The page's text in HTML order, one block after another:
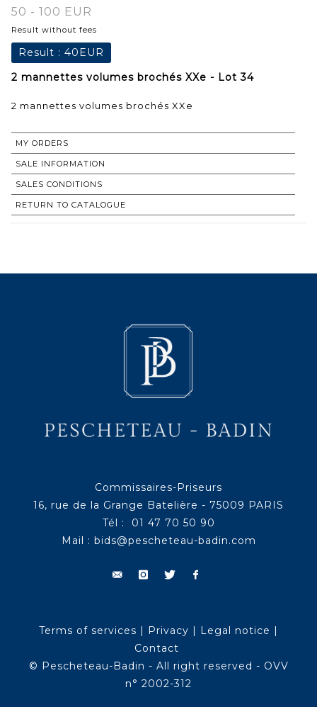
50 - 100 EUR
Result without fees
Result : 40EUR
2 mannettes volumes brochés XXe - Lot 34
2 mannettes volumes brochés XXe
MY ORDERS
SALE INFORMATION
SALES CONDITIONS
RETURN TO CATALOGUE
Commissaires-Priseurs
16, rue de la Grange Batelière - 75009 PARIS
Tél : 01 47 70 50 90
Mail : bids@pescheteau-badin.com
Terms of services | Privacy | Legal notice |
Contact
© Pescheteau-Badin - All right reserved - OVV
n° 2002-312